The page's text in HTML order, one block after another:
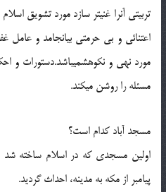
تربیتی آنرا غنی‏تر سازد مورد تشویق
اعتنائی و بی حرمتی بیانجامد و عامل
مورد نهی و نکوهش‏می‏باشد.دستورات و
مسئله را روشن می‏کند.
مسجد آباد کدام است؟
اولین مسجدی که در اسلام ساخته
پیامبر از مکه به مدینه، احداث گردید.